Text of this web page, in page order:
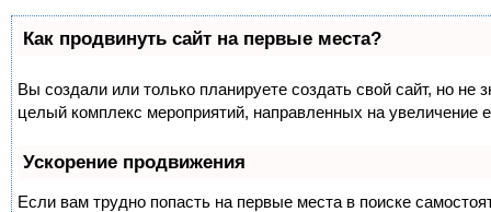
Как продвинуть сайт на первые места?
Вы создали или только планируете создать свой сайт, но не
целый комплекс мероприятий, направленных на увеличение
Ускорение продвижения
Если вам трудно попасть на первые места в поиске